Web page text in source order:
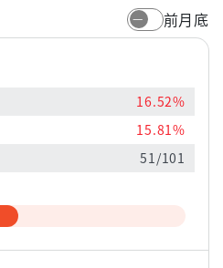
前月底
16.52%
15.81%
51/101